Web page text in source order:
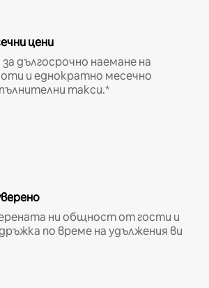
цени
дългосрочно наемане на
и еднократно месечно
такси.*
ни общност от гости и
по време на удължения ви